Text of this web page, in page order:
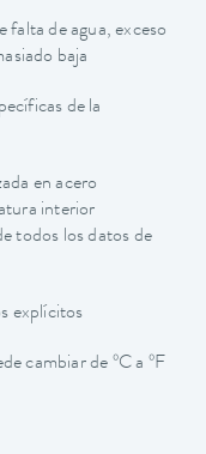
falta de agua, exceso
baja
de la
en acero
interior
todos los datos de
explícitos
cambiar de ºC a ºF